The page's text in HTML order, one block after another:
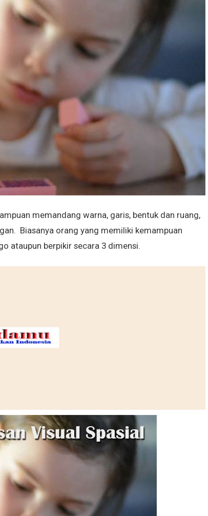
memandang warna, garis, bentuk dan ruang,
Biasanya orang yang memiliki kemampuan
ataupun berpikir secara 3 dimensi.